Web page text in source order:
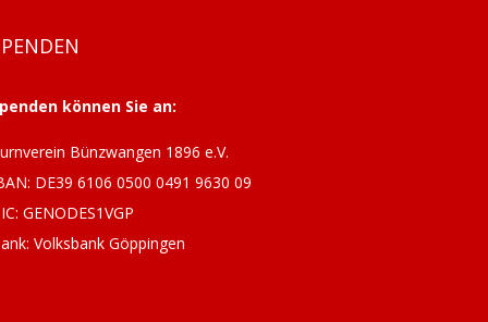
können Sie an:
Bünzwangen 1896 e.V.
DE39 6106 0500 0491 9630 09
GENODES1VGP
Volksbank Göppingen